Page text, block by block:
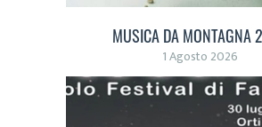
MUSICA DA MONTAGNA
1 Agosto 2026